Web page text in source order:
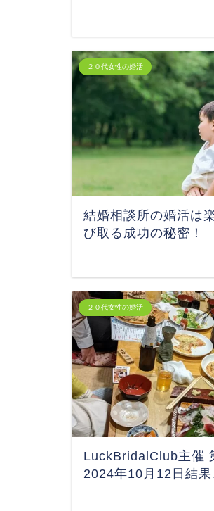
２０代女性の婚活
結婚相談所の婚活は
び取る成功の秘密！
２０代女性の婚活
LuckBridalClub主催
2024年10月12日結果